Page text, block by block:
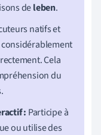
deleben.
natifs et
Cela
du
: Participe à
ou utilise des